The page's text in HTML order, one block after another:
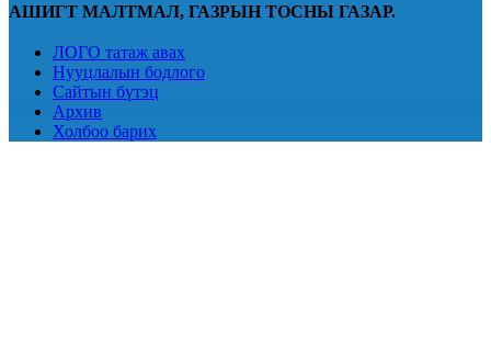
АШИГТ МАЛТМАЛ, ГАЗРЫН ТОСНЫ ГАЗАР.
ЛОГО татаж авах
Нууцлалын бодлого
Сайтын бүтэц
Архив
Холбоо барих